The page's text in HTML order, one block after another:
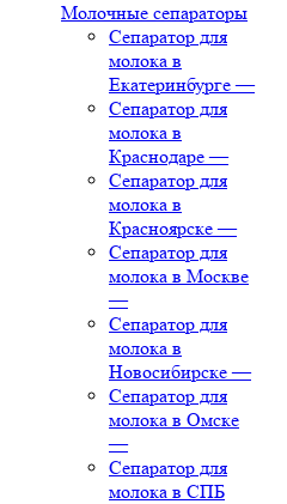
Молочные сепараторы
Сепаратор для
молока в
Екатеринбурге —
Сепаратор для
молока в
Краснодаре —
Сепаратор для
молока в
Красноярске —
Сепаратор для
молока в Москве
—
Сепаратор для
молока в
Новосибирске —
Сепаратор для
молока в Омске
—
Сепаратор для
молока в СПБ